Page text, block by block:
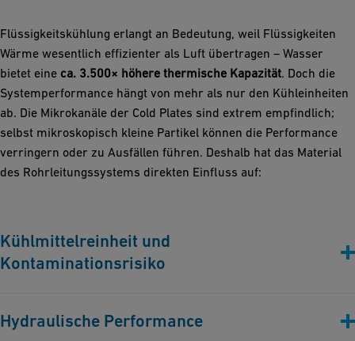
Flüssigkeitskühlung erlangt an Bedeutung, weil Flüssigkeiten
Wärme wesentlich effizienter als Luft übertragen – Wasser
bietet eine ca. 3.500× höhere thermische Kapazität. Doch die
Systemperformance hängt von mehr als nur den Kühleinheiten
ab. Die Mikrokanäle der Cold Plates sind extrem empfindlich;
selbst mikroskopisch kleine Partikel können die Performance
verringern oder zu Ausfällen führen. Deshalb hat das Material
des Rohrleitungssystems direkten Einfluss auf:
Kühlmittelreinheit und
Kontaminationsrisiko
Flüssigkeitskühlungssystemen die Leistung der Cold Plates
Hydraulische Performance